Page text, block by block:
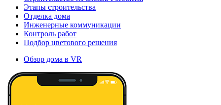
Этапы строительства
Отделка дома
Инженерные коммуникации
Контроль работ
Подбор цветового решения
Обзор дома в VR